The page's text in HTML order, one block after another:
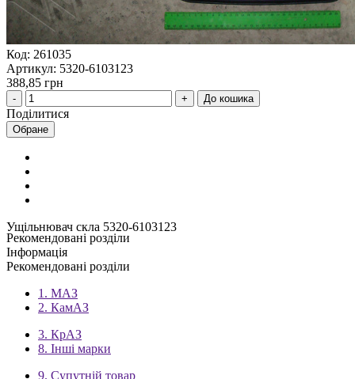
Код: 261035
Артикул: 5320-6103123
388,85 грн
До кошика
Поділитися
Обране
Ущільнювач скла 5320-6103123
Рекомендовані розділи
Інформація
Рекомендовані розділи
1. МАЗ
2. КамАЗ
3. КрАЗ
8. Інші марки
9. Супутній товар